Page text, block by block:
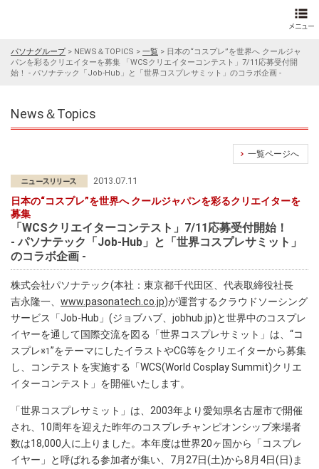
パソナグループ> NEWS＆TOPICS > 一覧 > 日本の“コスプレ”を世界へ クールジャ
パンを彩るクリエイターを募集 「WCSクリエイターコンテスト」7/11応募受付開
始！ - パソナテック「Job-Hub」と「世界コスプレサミット」のコラボ企画 -
News＆Topics
一覧ページへ
2013.07.11
日本の“コスプレ”を世界へ クールジャパンを彩るクリエイターを
募集
「WCSクリエイターコンテスト」7/11応募受付開始！
- パソナテック「Job-Hub」と「世界コスプレサミット」
のコラボ企画 -
株式会社パソナテック(本社：東京都千代田区、代表取締役社長
吉永隆一、 www.pasonatech.co.jp)が運営するクラウドソーシング
サービス「Job-Hub」(ジョブハブ、jobhub.jp)と世界中のコスプレ
イヤーを通して国際交流を図る「世界コスプレサミット」は、“コ
スプレ※1 ”をテーマにしたイラストやCG等をクリエイターから募集
し、コンテストを実施する「WCS(World Cosplay Summit)クリエ
イターコンテスト」を開催いたします。
「世界コスプレサミット」は、2003年より愛知県名古屋市で開催
され、10周年を迎えた昨年のコスプレチャンピオンシップ来場者
数は18,000人に上りました。本年度は世界20ヶ国から「コスプレ
イヤー」と呼ばれる参加者が集い、7月27日(土)から8月4日(日)ま